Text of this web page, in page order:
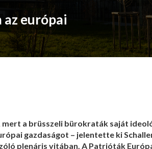
európai
a brüsszeli bürokraták saját
gazdaságot – jelentette ki
plenáris vitában. A Patrióták